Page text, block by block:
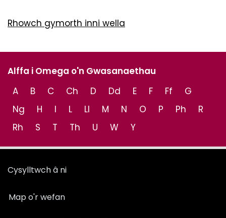
Rhowch gymorth inni wella
Alffa i Omega o'n Gwasanaethau
A
B C Ch D Dd E F Ff
G
Ng
H I L Ll M N O P Ph
R
Rh
S T Th U W Y
Cysylltwch â ni
Map o'r wefan